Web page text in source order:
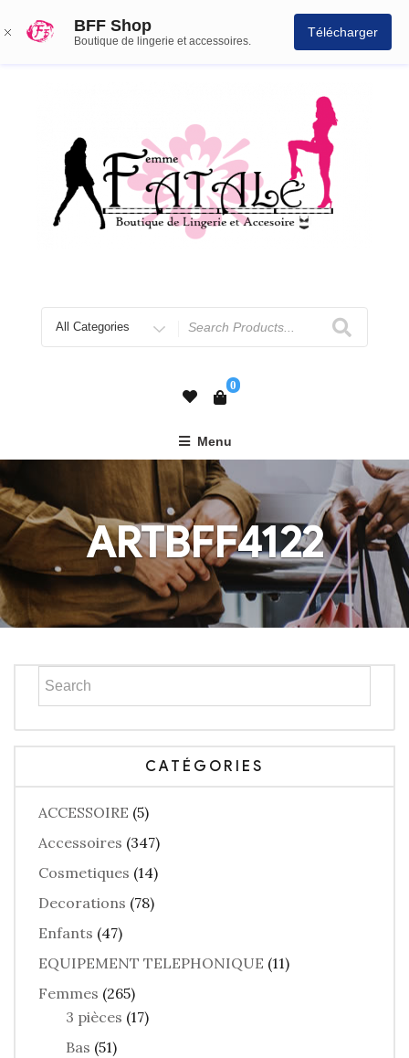
BFF Shop
Boutique de lingerie et accessoires.
Télécharger
0
Menu
ARTBFF4122
CATÉGORIES
ACCESSOIRE (5)
Accessoires (347)
Cosmetiques (14)
Decorations (78)
Enfants (47)
EQUIPEMENT TELEPHONIQUE (11)
Femmes (265)
3 pièces (17)
Bas (51)